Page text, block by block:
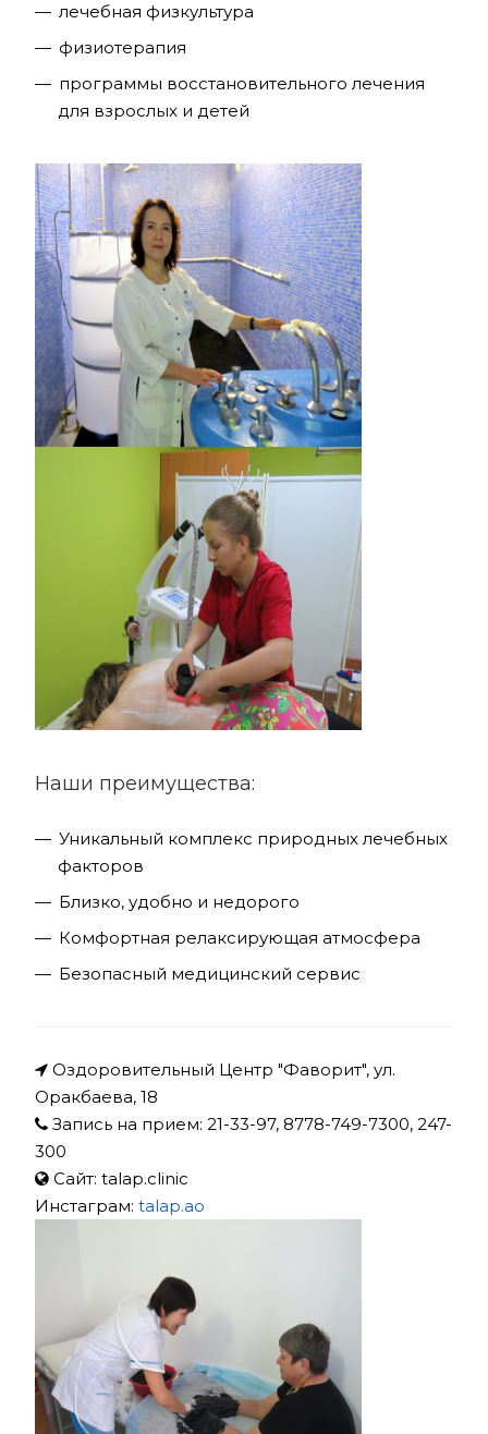
лечебная физкультура
физиотерапия
программы восстановительного лечения
для взрослых и детей
Наши преимущества:
Уникальный комплекс природных лечебных
факторов
Близко, удобно и недорого
Комфортная релаксирующая атмосфера
Безопасный медицинский сервис
Оздоровительный Центр "Фаворит", ул.
Оракбаева, 18
Запись на прием: 21-33-97, 8778-749-7300, 247-
300
Сайт: talap.clinic
Инстаграм: talap.ao